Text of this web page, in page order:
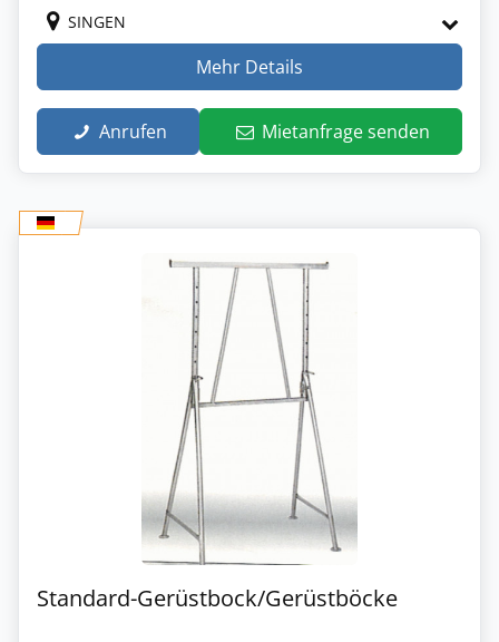
SINGEN
Mehr Details
Anrufen Mietanfrage senden
Standard-Gerüstbock/Gerüstböcke